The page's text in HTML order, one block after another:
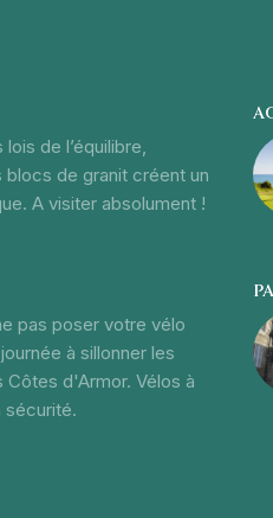
de l’équilibre,
blocs de granit créent un
A visiter absolument !
pas poser votre vélo
à sillonner les
Côtes d'Armor. Vélos à
sécurité.